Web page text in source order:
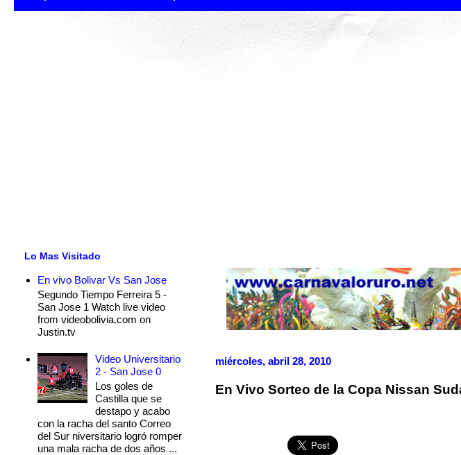
miércoles, abril 28, 2010
En Vivo Sorteo de la Copa Nissan
Lo Mas Visitado
En vivo Bolivar Vs San Jose
Segundo Tiempo Ferreira 5 -
San Jose 1 Watch live video
from videobolivia.com on
Justin.tv
Video Universitario
2 - San Jose 0
Los goles de
Castilla que se
destapo y acabo
con la racha del santo Correo
del Sur niversitario logró romper
una mala racha de dos años ...